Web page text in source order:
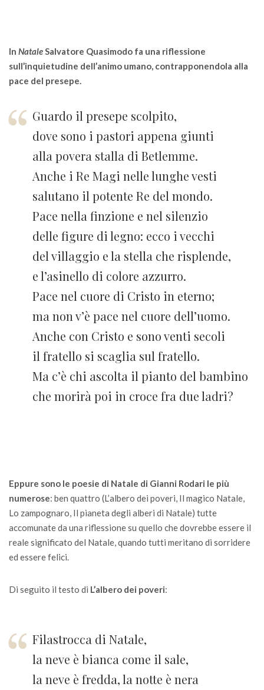
In NataleSalvatore Quasimodo fa una riflessione
sull’inquietudine dell’animo umano, contrapponendola alla
pace del presepe.
Guardo il presepe scolpito,
dove sono i pastori appena giunti
alla povera stalla di Betlemme.
Anche i Re Magi nelle lunghe vesti
salutano il potente Re del mondo.
Pace nella finzione e nel silenzio
delle figure di legno: ecco i vecchi
del villaggio e la stella che risplende,
e l’asinello di colore azzurro.
Pace nel cuore di Cristo in eterno;
ma non v’è pace nel cuore dell’uomo.
Anche con Cristo e sono venti secoli
il fratello si scaglia sul fratello.
Ma c’è chi ascolta il pianto del bambino
che morirà poi in croce fra due ladri?
Eppure sono le poesie di Natale di Gianni Rodari le più
numerose: ben quattro (L’albero dei poveri, Il magico Natale,
Lo zampognaro, Il pianeta degli alberi di Natale) tutte
accomunate da una riflessione su quello che dovrebbe essere il
reale significato del Natale, quando tutti meritano di sorridere
ed essere felici.
Di seguito il testo di L’albero dei poveri:
Filastrocca di Natale,
la neve è bianca come il sale,
la neve è fredda, la notte è nera